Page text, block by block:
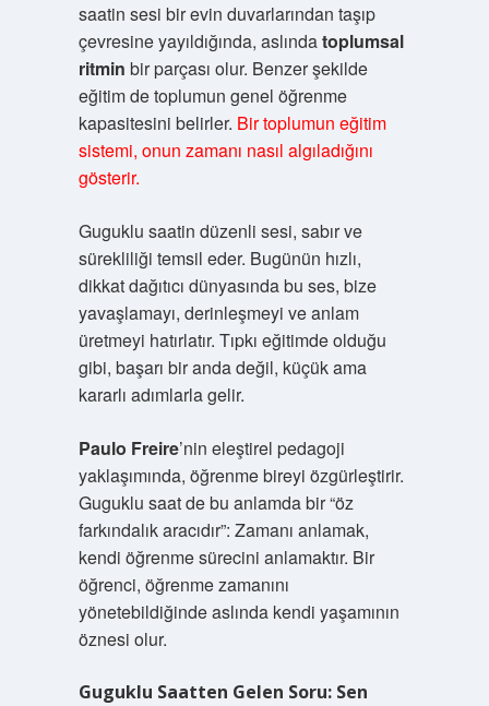
saatin sesi bir evin duvarlarından taşıp
çevresine yayıldığında, aslındatoplumsal
ritmin bir parçası olur. Benzer şekilde
eğitim de toplumun genel öğrenme
kapasitesini belirler. Bir toplumun eğitim
sistemi, onun zamanı nasıl algıladığını
gösterir.
Guguklu saatin düzenli sesi, sabır ve
sürekliliği temsil eder. Bugünün hızlı,
dikkat dağıtıcı dünyasında bu ses, bize
yavaşlamayı, derinleşmeyi ve anlam
üretmeyi hatırlatır. Tıpkı eğitimde olduğu
gibi, başarı bir anda değil, küçük ama
kararlı adımlarla gelir.
Paulo Freire’nin eleştirel pedagoji
yaklaşımında, öğrenme bireyi özgürleştirir.
Guguklu saat de bu anlamda bir “öz
farkındalık aracıdır”: Zamanı anlamak,
kendi öğrenme sürecini anlamaktır. Bir
öğrenci, öğrenme zamanını
yönetebildiğinde aslında kendi yaşamının
öznesi olur.
Guguklu Saatten Gelen Soru: Sen